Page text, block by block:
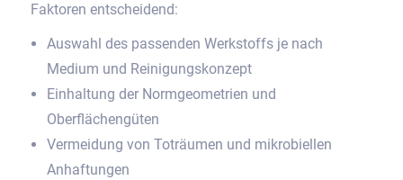
Faktoren entscheidend:
Auswahl des passenden Werkstoffs je nach
Medium und Reinigungskonzept
Einhaltung der Normgeometrien und
Oberflächengüten
Vermeidung von Toträumen und mikrobiellen
Anhaftungen